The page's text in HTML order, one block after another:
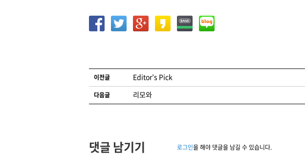
글 네비게이션
이전글 Editor’s Pick
다음글 리모와
댓글 남기기 로그인을 해야 댓글을 남길 수 있습니다.